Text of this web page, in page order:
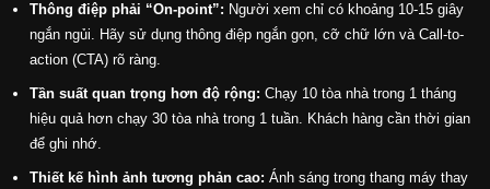
Thông điệp phải “On-point”: Người xem chỉ có khoảng 10-15 giây
ngắn ngủi. Hãy sử dụng thông điệp ngắn gọn, cỡ chữ lớn và Call-to-
action (CTA) rõ ràng.
Tần suất quan trọng hơn độ rộng: Chạy 10 tòa nhà trong 1 tháng
hiệu quả hơn chạy 30 tòa nhà trong 1 tuần. Khách hàng cần thời gian
để ghi nhớ.
Thiết kế hình ảnh tương phản cao: Ánh sáng trong thang máy thay